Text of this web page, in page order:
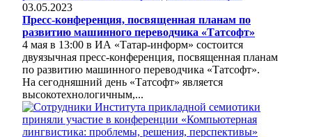
03.05.2023
Пресс-конференция, посвященная планам по
развитию машинного переводчика «Татсофт»
4 мая в 13:00 в ИА «Татар-информ» состоится
двуязычная пресс-конференция, посвященная планам
по развитию машинного переводчика «Татсофт».
На сегодняшний день «Татсофт» является
высокотехнологичным,...